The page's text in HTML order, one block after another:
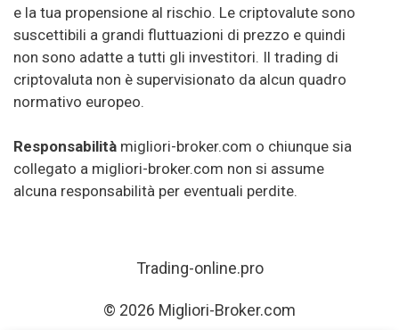
e la tua propensione al rischio. Le criptovalute sono
suscettibili a grandi fluttuazioni di prezzo e quindi
non sono adatte a tutti gli investitori. Il trading di
criptovaluta non è supervisionato da alcun quadro
normativo europeo.
Responsabilità migliori-broker.com o chiunque sia
collegato a migliori-broker.com non si assume
alcuna responsabilità per eventuali perdite.
Trading-online.pro
© 2026 Migliori-Broker.com